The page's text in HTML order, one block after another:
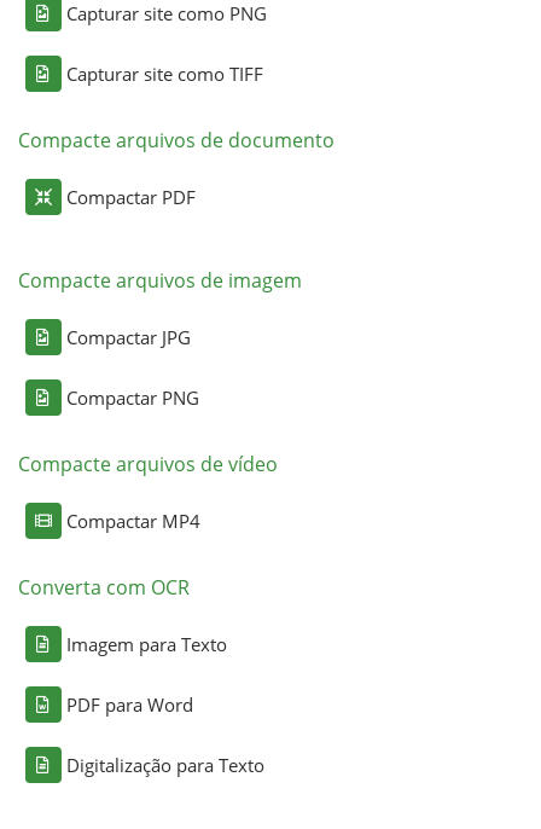
Capturar site como PNG
Capturar site como TIFF
Compacte arquivos de documento
Compactar PDF
Compacte arquivos de imagem
Compactar JPG
Compactar PNG
Compacte arquivos de vídeo
Compactar MP4
Converta com OCR
Imagem para Texto
PDF para Word
Digitalização para Texto